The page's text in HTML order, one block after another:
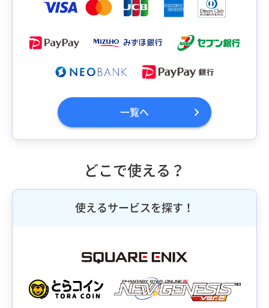
一覧へ
どこで使える？
使えるサービスを探す！